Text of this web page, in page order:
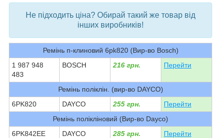
Не підходить ціна? Обирай такий же товар від
інших виробників!
Ремінь п-клиновий 6pk820 (Вир-во Bosch)
1 987 948
483
BOSCH 216 грн. Перейти
Ремінь поліклін. (вир-во DAYCO)
6PK820
DAYCO 255 грн.
Перейти
Ремінь полікліновий (Вир-во Dayco)
6PK842EE
DAYCO 285 грн.
Перейти